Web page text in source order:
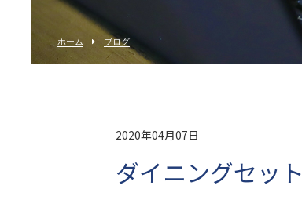
ホーム ブログ
2020年04月07日
ダイニングセット